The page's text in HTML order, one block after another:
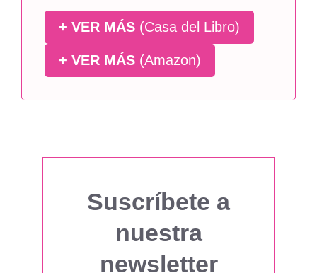
+ VER MÁS (Casa del Libro)
+ VER MÁS (Amazon)
Suscríbete a
nuestra
newsletter